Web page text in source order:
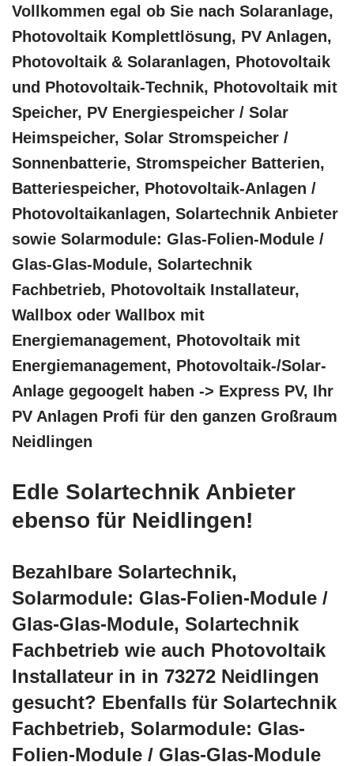
Vollkommen egal ob Sie nach Solaranlage,
Photovoltaik Komplettlösung, PV Anlagen,
Photovoltaik & Solaranlagen, Photovoltaik
und Photovoltaik-Technik, Photovoltaik mit
Speicher, PV Energiespeicher / Solar
Heimspeicher, Solar Stromspeicher /
Sonnenbatterie, Stromspeicher Batterien,
Batteriespeicher, Photovoltaik-Anlagen /
Photovoltaikanlagen, Solartechnik Anbieter
sowie Solarmodule: Glas-Folien-Module /
Glas-Glas-Module, Solartechnik
Fachbetrieb, Photovoltaik Installateur,
Wallbox oder Wallbox mit
Energiemanagement, Photovoltaik mit
Energiemanagement, Photovoltaik-/Solar-
Anlage gegoogelt haben -> Express PV, Ihr
PV Anlagen Profi für den ganzen Großraum
Neidlingen
Edle Solartechnik Anbieter
ebenso für Neidlingen!
Bezahlbare Solartechnik,
Solarmodule: Glas-Folien-Module /
Glas-Glas-Module, Solartechnik
Fachbetrieb wie auch Photovoltaik
Installateur in in 73272 Neidlingen
gesucht? Ebenfalls für Solartechnik
Fachbetrieb, Solarmodule: Glas-
Folien-Module / Glas-Glas-Module